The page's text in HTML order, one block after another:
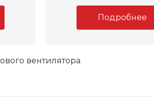
Подробнее
вентилятора